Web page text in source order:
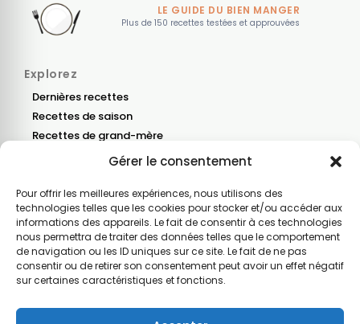
Gérer le consentement
Pour offrir les meilleures expériences, nous utilisons des
technologies telles que les cookies pour stocker et/ou accéder aux
informations des appareils. Le fait de consentir à ces technologies
nous permettra de traiter des données telles que le comportement
de navigation ou les ID uniques sur ce site. Le fait de ne pas
consentir ou de retirer son consentement peut avoir un effet négatif
sur certaines caractéristiques et fonctions.
LE GUIDE DU BIEN MANGER
Plus de 150 recettes testées et approuvées
Explorez
Dernières recettes
Recettes de saison
Recettes de grand-mère
Nous contacter
Recevez nos dernières recettes
Une fois par mois, les nouvelles recettes, un menu
de saison et une astuce ou une info cuisine.
Votre e-mail